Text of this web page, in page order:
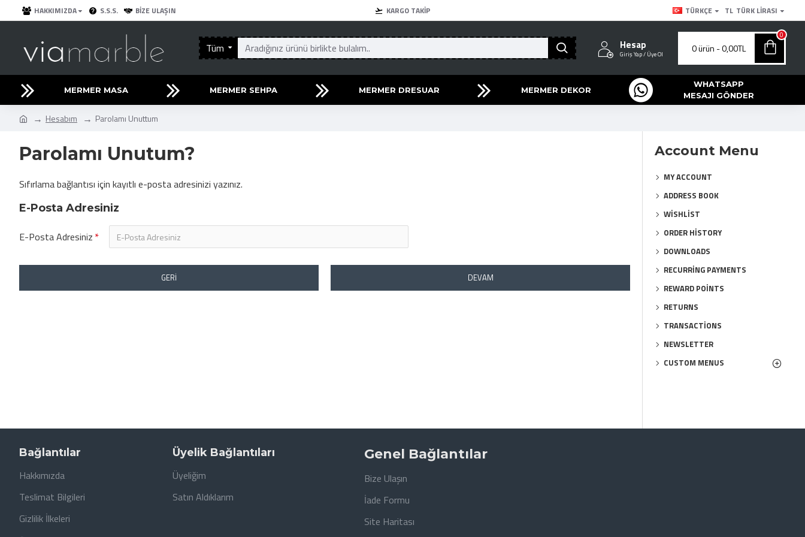
HAKKIMIZDA S.S.S. BIZE ULAŞIN KARGO TAKIP TÜRKÇE TL TÜRK LIRASI
Tüm Hesap
Giriş Yap / Üye Ol 0 ürün - 0,00TL
0
MERMER MASA MERMER SEHPA MERMER DRESUAR MERMER DEKOR
WHATSAPP
MESAJI GÖNDER
Hesabım Parolamı Unuttum
Parolamı Unutum?
Sıfırlama bağlantısı için kayıtlı e-posta adresinizi yazınız.
E-Posta Adresiniz
E-Posta Adresiniz
GERI DEVAM
Account Menu
MY ACCOUNT
ADDRESS BOOK
WISHLIST
ORDER HISTORY
DOWNLOADS
RECURRING PAYMENTS
REWARD POINTS
RETURNS
TRANSACTIONS
NEWSLETTER
CUSTOM MENUS
Bağlantılar
Hakkımızda
Teslimat Bilgileri
Gizlilik İlkeleri
Üyelik Bağlantıları
Üyeliğim
Satın Aldıklarım
Genel Bağlantılar
Bize Ulaşın
İade Formu
Site Haritası